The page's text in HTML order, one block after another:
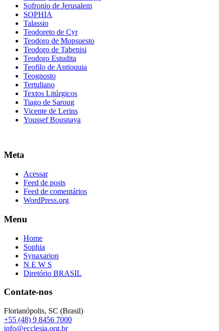
Sofronio de Jerusalem
SOPHIA
Talassio
Teodoreto de Cyr
Teodoro de Mopsuesto
Teodoro de Tabenisi
Teodoro Estudita
Teofilo de Antioquia
Teognosto
Tertuliano
Textos Litúrgicos
Tiago de Saroug
Vicente de Lerins
Youssef Bousnaya
Meta
Acessar
Feed de posts
Feed de comentários
WordPress.org
Menu
Home
Sophia
Synaxarion
N E W S
Diretório BRASIL
Contate-nos
Florianópolis, SC (Brasil)
+55 (48) 9 8456 7000
info@ecclesia.org.br